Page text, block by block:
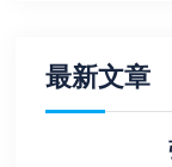
最新文章